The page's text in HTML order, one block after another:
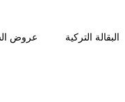
البقالة التركية عروض